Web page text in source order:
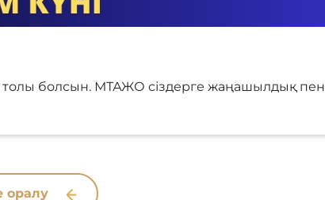
болсын. МТАЖО сіздерге жаңашылдық пен
оралу